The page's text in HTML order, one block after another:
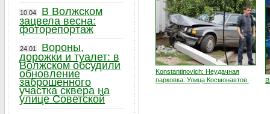
Konstantinovich: Неудачная
парковка. Улица Космонавтов.
10.04
В Волжском
зацвела весна:
фоторепортаж
24.01
Вороны,
дорожки и туалет: в
Волжском обсудили
обновление
заброшенного
участка сквера на
улице Советской